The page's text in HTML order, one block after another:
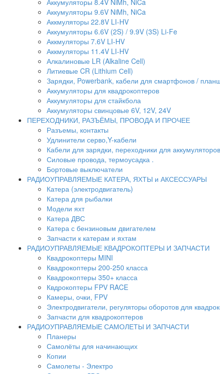
Аккумуляторы 8.4V NiMh, NiCa
Аккумуляторы 9.6V NiMh, NiCa
Аккмуляторы 22.8V LI-HV
Аккумуляторы 6.6V (2S) / 9.9V (3S) Li-Fe
Аккмуляторы 7.6V LI-HV
Аккмуляторы 11.4V LI-HV
Алкалиновые LR (Alkaline Cell)
Литиевые CR (Lithium Сell)
Зарядки, Powerbank, кабели для смартфонов /
Аккумуляторы для квадрокоптеров
Аккумуляторы для стайкбола
Аккумуляторы свинцовые 6V, 12V, 24V
ПЕРЕХОДНИКИ, РАЗЪЁМЫ, ПРОВОДА И ПРОЧЕЕ
Разъемы, контакты
Удлинители серво,Y-кабели
Кабели для зарядки, переходники для аккумуляторов
Силовые провода, термоусадка .
Бортовые выключатели
РАДИОУПРАВЛЯЕМЫЕ КАТЕРА, ЯХТЫ и АКСЕССУАРЫ
Катера (электродвигатель)
Катера для рыбалки
Модели яхт
Катера ДВС
Катера с бензиновым двигателем
Запчасти к катерам и яхтам
РАДИОУПРАВЛЯЕМЫЕ КВАДРОКОПТЕРЫ И ЗАПЧАСТИ
Квадрокоптеры MINI
Квадрокоптеры 200-250 класса
Квадрокоптеры 350+ класса
Квдрокоптеры FPV RACE
Камеры, очки, FPV
Электродвигатели, регуляторы оборотов для
Запчасти для квадрокоптеров
РАДИОУПРАВЛЯЕМЫЕ САМОЛЕТЫ И ЗАПЧАСТИ
Планеры
Самолёты для начинающих
Копии
Самолеты - Электро